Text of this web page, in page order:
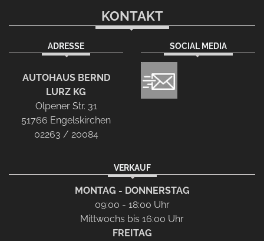
KONTAKT
ADRESSE
AUTOHAUS BERND
LURZ KG
Olpener Str. 31
51766 Engelskirchen
02263 / 20084
SOCIAL MEDIA
VERKAUF
MONTAG - DONNERSTAG
09:00 - 18:00 Uhr
Mittwochs bis 16:00 Uhr
FREITAG